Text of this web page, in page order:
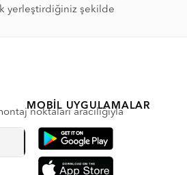
yerleştirdiğiniz şekilde
noktaları aracılığıyla
MOBIL UYGULAMALAR